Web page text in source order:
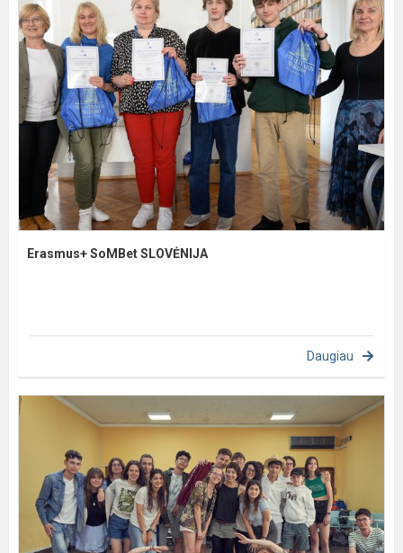
Erasmus+ SoMBet SLOVĖNIJA
Daugiau